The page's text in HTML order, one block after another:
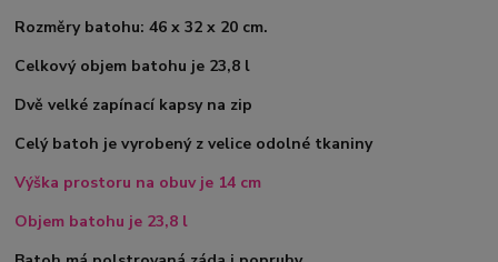
Rozměry batohu: 46 x 32 x 20 cm.
Celkový objem batohu je 23,8 l
Dvě velké zapínací kapsy na zip
Celý batoh je vyrobený z velice odolné tkaniny
Výška prostoru na obuv je 14 cm
Objem batohu je 23,8 l